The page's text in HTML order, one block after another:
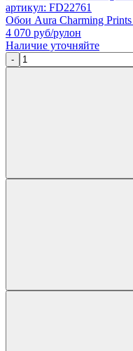
артикул: FD22761
Обои Aura Charming
4 070 руб/рулон
Наличие уточняйте
-